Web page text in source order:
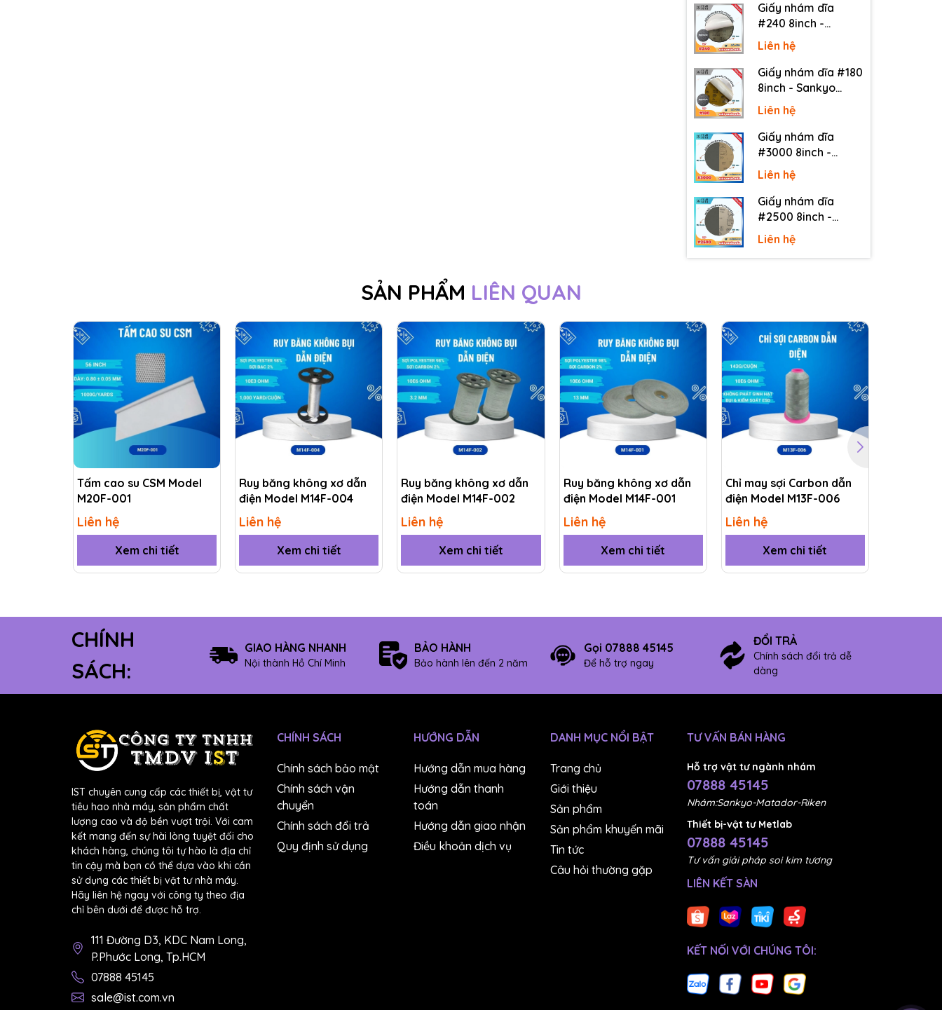
Giấy nhám dĩa
#240 8inch -
Sankyo (Nhật) - Có
keo (PSA)
Liên hệ
Giấy nhám dĩa #180
8inch - Sankyo
(Nhật) - Có keo
(PSA)
Liên hệ
Giấy nhám dĩa
#3000 8inch -
Sankyo (Nhật) -
Không keo
Liên hệ
Giấy nhám dĩa
#2500 8inch -
Sankyo (Nhật) -
Không keo
Liên hệ
SẢN PHẨM LIÊN QUAN
Tấm cao su CSM Model
M20F-001
Liên hệ
Xem chi tiết
Ruy băng không xơ dẫn
điện Model M14F-004
Liên hệ
Xem chi tiết
Ruy băng không xơ dẫn
điện Model M14F-002
Liên hệ
Xem chi tiết
Ruy băng không xơ dẫn
điện Model M14F-001
Liên hệ
Xem chi tiết
Chỉ may sợi Carbon dẫn
điện Model M13F-006
Liên hệ
Xem chi tiết
CHÍNH
SÁCH:
GIAO HÀNG NHANH
Nội thành Hồ Chí Minh
BẢO HÀNH
Bảo hành lên đến 2 năm
Gọi 07888 45145
Để hỗ trợ ngay
ĐỔI TRẢ
Chính sách đổi trả dễ
dàng
IST chuyên cung cấp các thiết bị, vật tư
tiêu hao nhà máy, sản phẩm chất
lượng cao và độ bền vượt trội. Với cam
kết mang đến sự hài lòng tuyệt đối cho
khách hàng, chúng tôi tự hào là địa chỉ
tin cậy mà bạn có thể dựa vào khi cần
sử dụng các thiết bị vật tư nhà máy.
Hãy liên hệ ngay với công ty theo địa
chỉ bên dưới để được hỗ trợ.
111 Đường D3, KDC Nam Long,
P.Phước Long, Tp.HCM
07888 45145
sale@ist.com.vn
CHÍNH SÁCH
Chính sách bảo mật
Chính sách vận
chuyển
Chính sách đổi trả
Quy định sử dụng
HƯỚNG DẪN
Hướng dẫn mua hàng
Hướng dẫn thanh
toán
Hướng dẫn giao nhận
Điều khoản dịch vụ
DANH MỤC NỔI BẬT
Trang chủ
Giới thiệu
Sản phẩm
Sản phẩm khuyến mãi
Tin tức
Câu hỏi thường gặp
TƯ VẤN BÁN HÀNG
Hỗ trợ vật tư ngành nhám
07888 45145
Nhám:Sankyo-Matador-Riken
Thiết bị-vật tư Metlab
07888 45145
Tư vấn giải pháp soi kim tương
LIÊN KẾT SÀN
KẾT NỐI VỚI CHÚNG TÔI: